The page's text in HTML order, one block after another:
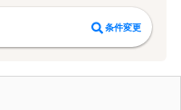
条件変更